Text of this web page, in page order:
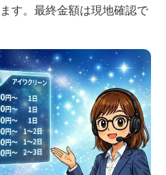
す。最終金額は現地確認で